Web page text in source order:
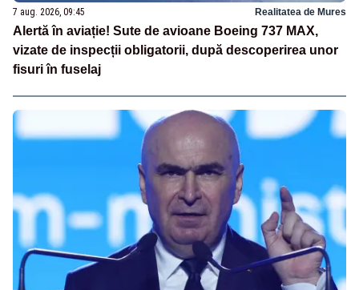
7 aug. 2026, 09:45 Realitatea de Mures
Alertă în aviație! Sute de avioane Boeing 737 MAX,
vizate de inspecții obligatorii, după descoperirea unor
fisuri în fuselaj